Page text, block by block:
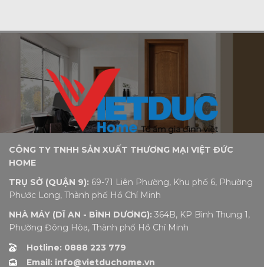
CÔNG TY TNHH SẢN XUẤT THƯƠNG MẠI VIỆT ĐỨC
HOME
TRỤ SỞ (QUẬN 9): 69-71 Liên Phường, Khu phố 6, Phường
Phước Long, Thành phố Hồ Chí Minh
NHÀ MÁY (DĨ AN - BÌNH DƯƠNG): 364B, KP Bình Thung 1,
Phường Đông Hòa, Thành phố Hồ Chí Minh
Hotline: 0888 223 779
Email: info@vietduchome.vn